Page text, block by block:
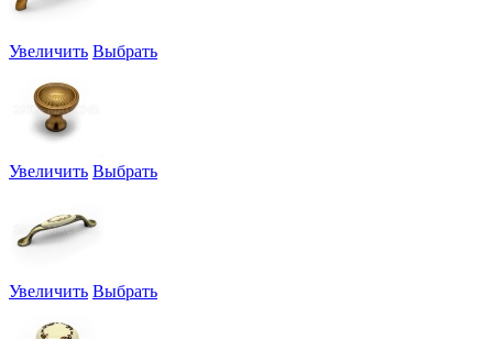
Увеличить Выбрать
Увеличить Выбрать
Увеличить Выбрать